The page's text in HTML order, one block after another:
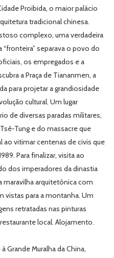
Proibida, o maior palácio
tradicional chinesa.
complexo, uma verdadeira
separava o povo do
os empregados e a
a Praça de Tiananmen, a
para projetar a grandiosidade
cultural. Um lugar
de diversas paradas militares,
Tung e do massacre que
ao vitimar centenas de civis que
Para finalizar, visita ao
dos imperadores da dinastia
maravilha arquitetónica com
vistas para a montanha. Um
retratadas nas pinturas
local. Alojamento.
Grande Muralha da China,